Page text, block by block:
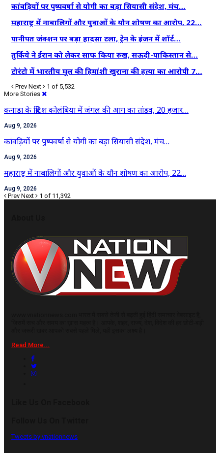
कांवड़ियों पर पुष्पवर्षा से योगी का बड़ा सियासी संदेश, मंच…
महाराष्ट्र में नाबालिगों और युवाओं के यौन शोषण का आरोप, 22…
पानीपत जंक्शन पर बड़ा हादसा टला, ट्रेन के इंजन में शॉर्ट…
तुर्किये ने ईरान को लेकर साफ किया रुख, सऊदी-पाकिस्तान से…
टोरंटो में भारतीय मूल की हिमांशी खुराना की हत्या का आरोपी 7…
Prev Next
1 of 5,532
More Stories
कनाडा के ब्रिटिश कोलंबिया में जंगल की आग का तांडव, 20 हजार…
Aug 9, 2026
कांवड़ियों पर पुष्पवर्षा से योगी का बड़ा सियासी संदेश, मंच…
Aug 9, 2026
महाराष्ट्र में नाबालिगों और युवाओं के यौन शोषण का आरोप, 22…
Aug 9, 2026
Prev Next 1 of 11,392
Read More...
Tweets by vnationnews